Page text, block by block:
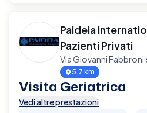
Paideia
Pazienti Privati
Via Giovanni Fabbroni
5.7 km
Visita Geriatrica
Vedi altre prestazioni